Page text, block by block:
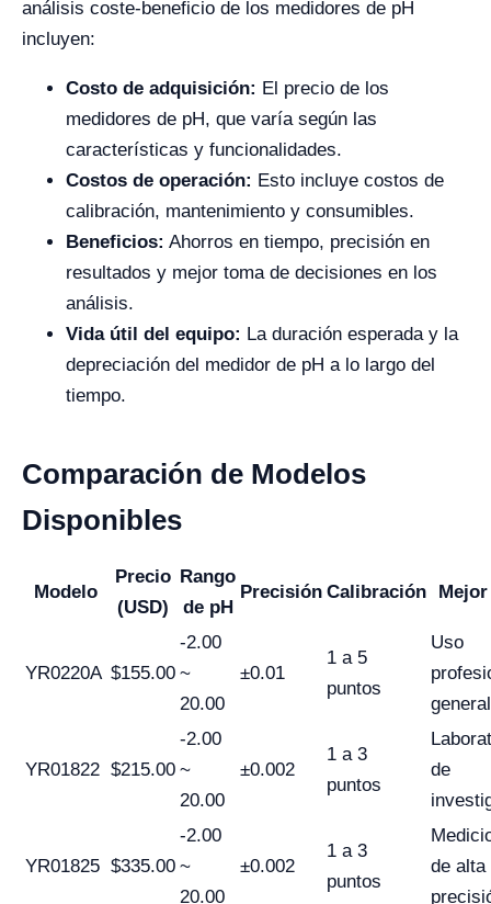
análisis coste-beneficio de los medidores de pH
incluyen:
Costo de adquisición: El precio de los
medidores de pH, que varía según las
características y funcionalidades.
Costos de operación: Esto incluye costos de
calibración, mantenimiento y consumibles.
Beneficios: Ahorros en tiempo, precisión en
resultados y mejor toma de decisiones en los
análisis.
Vida útil del equipo: La duración esperada y la
depreciación del medidor de pH a lo largo del
tiempo.
Comparación de Modelos
Disponibles
Modelo
Precio
(USD)
Rango
de pH
Precisión Calibración
YR0220A $155.00
-2.00
~
20.00
±0.01
1 a 5
puntos
Uso
general
YR01822 $215.00
-2.00
~
20.00
±0.002
1 a 3
puntos
de
YR01825 $335.00
-2.00
~
20.00
±0.002
1 a 3
puntos
de alta